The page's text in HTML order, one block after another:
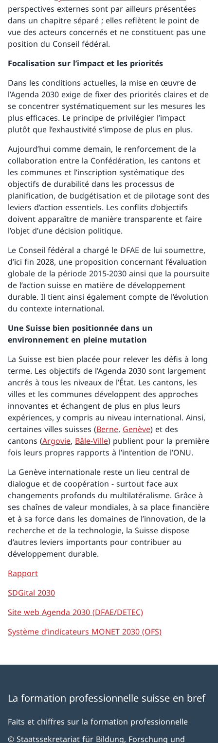
perspectives externes sont par ailleurs présentées
dans un chapitre séparé ; elles reflètent le point de
vue des acteurs concernés et ne constituent pas une
position du Conseil fédéral.
Focalisation sur l’impact et les priorités
Dans les conditions actuelles, la mise en œuvre de
l’Agenda 2030 exige de fixer des priorités claires et de
se concentrer systématiquement sur les mesures les
plus efficaces. Le principe de privilégier l’impact
plutôt que l’exhaustivité s’impose de plus en plus.
Aujourd’hui comme demain, le renforcement de la
collaboration entre la Confédération, les cantons et
les communes et l’inscription systématique des
objectifs de durabilité dans les processus de
planification, de budgétisation et de pilotage sont des
leviers d’action essentiels. Les conflits d’objectifs
doivent apparaître de manière transparente et faire
l’objet d’une décision politique.
Le Conseil fédéral a chargé le DFAE de lui soumettre,
d’ici fin 2028, une proposition concernant l’évaluation
globale de la période 2015-2030 ainsi que la poursuite
de l’action suisse en matière de développement
durable. Il tient ainsi également compte de l’évolution
du contexte international.
Une Suisse bien positionnée dans un
environnement en pleine mutation
La Suisse est bien placée pour relever les défis à long
terme. Les objectifs de l’Agenda 2030 sont largement
ancrés à tous les niveaux de l’État. Les cantons, les
villes et les communes développent des approches
innovantes et échangent de plus en plus leurs
expériences, y compris au niveau international. Ainsi,
certaines villes suisses (Berne, Genève) et des
cantons (Argovie, Bâle-Ville) publient pour la première
fois leurs propres rapports à l’intention de l’ONU.
La Genève internationale reste un lieu central de
dialogue et de coopération - surtout face aux
changements profonds du multilatéralisme. Grâce à
ses chaînes de valeur mondiales, à sa place financière
et à sa force dans les domaines de l’innovation, de la
recherche et de la technologie, la Suisse dispose
d’autres leviers importants pour contribuer au
développement durable.
Rapport
SDGital 2030
Site web Agenda 2030 (DFAE/DETEC)
Système d’indicateurs MONET 2030 (OFS)
La formation professionnelle suisse en bref
Faits et chiffres sur la formation professionnelle
© Staatssekretariat für Bildung, Forschung und